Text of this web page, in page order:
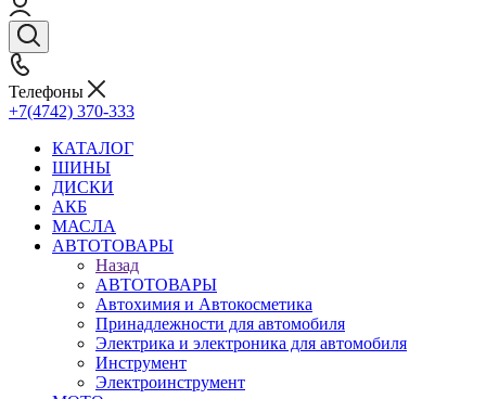
Телефоны
+7(4742) 370-333
КАТАЛОГ
ШИНЫ
ДИСКИ
АКБ
МАСЛА
АВТОТОВАРЫ
Назад
АВТОТОВАРЫ
Автохимия и Автокосметика
Принадлежности для автомобиля
Электрика и электроника для автомобиля
Инструмент
Электроинструмент